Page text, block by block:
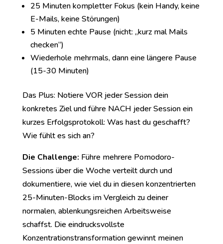
25 Minuten kompletter Fokus (kein Handy, keine
E-Mails, keine Störungen)
5 Minuten echte Pause (nicht: „kurz mal Mails
checken“)
Wiederhole mehrmals, dann eine längere Pause
(15-30 Minuten)
Das Plus: Notiere VOR jeder Session dein
konkretes Ziel und führe NACH jeder Session ein
kurzes Erfolgsprotokoll: Was hast du geschafft?
Wie fühlt es sich an?
Die Challenge: Führe mehrere Pomodoro-
Sessions über die Woche verteilt durch und
dokumentiere, wie viel du in diesen konzentrierten
25-Minuten-Blocks im Vergleich zu deiner
normalen, ablenkungsreichen Arbeitsweise
schaffst. Die eindrucksvollste
Konzentrationstransformation gewinnt meinen